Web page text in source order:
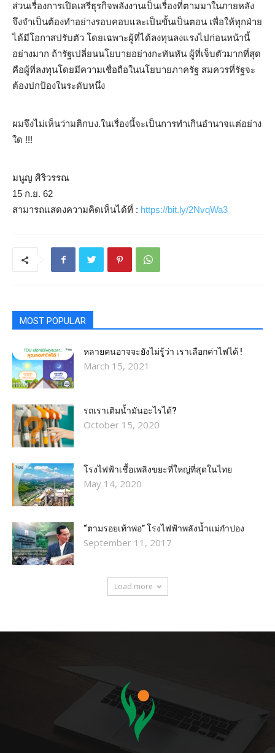
ส่วนเรื่องการเปิดเสรีธุรกิจพลังงานเป็นเรื่องที่ตามมาในภายหลัง
จึงจำเป็นต้องทำอย่างรอบคอบและเป็นขั้นเป็นตอน เพื่อให้ทุกฝ่าย
ได้มีโอกาสปรับตัว โดยเฉพาะผู้ที่ได้ลงทุนลงแรงไปก่อนหน้านี้
อย่างมาก ถ้ารัฐเปลี่ยนนโยบายอย่างกะทันหัน ผู้ที่เจ็บตัวมากที่สุด
คือผู้ที่ลงทุนโดยมีความเชื่อถือในนโยบายภาครัฐ สมควรที่รัฐจะ
ต้องปกป้องในระดับหนึ่ง
ผมจึงไม่เห็นว่ามติกบง.ในเรื่องนี้จะเป็นการทำเกินอำนาจแต่อย่าง
ใด !!!
มนูญ ศิริวรรณ
15 ก.ย. 62
สามารถแสดงความคิดเห็นได้ที่ : https://bit.ly/2NvqWa3
MOST POPULAR
หลายคนอาจจะยังไม่รู้ว่า เราเลือกค่าไฟได้ !
March 15, 2021
รถเราเติมน้ำมันอะไรได้?​
October 15, 2020
โรงไฟฟ้าเชื้อเพลิงขยะที่ใหญ่ที่สุดในไทย
May 14, 2020
“ตามรอยเท้าพ่อ” โรงไฟฟ้าพลังน้ำแม่กำปอง
September 11, 2017
Load more